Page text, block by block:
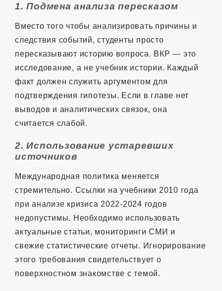
1. Подмена анализа пересказом
Вместо того чтобы анализировать причины и
следствия событий, студенты просто
пересказывают историю вопроса. ВКР — это
исследование, а не учебник истории. Каждый
факт должен служить аргументом для
подтверждения гипотезы. Если в главе нет
выводов и аналитических связок, она
считается слабой.
2. Использование устаревших
источников
Международная политика меняется
стремительно. Ссылки на учебники 2010 года
при анализе кризиса 2022-2024 годов
недопустимы. Необходимо использовать
актуальные статьи, мониторинги СМИ и
свежие статистические отчеты. Игнорирование
этого требования свидетельствует о
поверхностном знакомстве с темой.